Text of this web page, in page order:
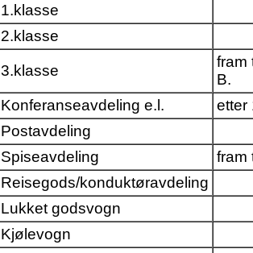
1.klasse
2.klasse
3.klasse
fram
B.
Konferanseavdeling e.l.
etter
Postavdeling
Spiseavdeling
fram
Reisegods/konduktøravdeling
Lukket godsvogn
Kjølevogn